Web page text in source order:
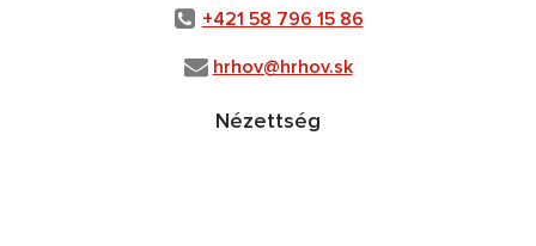
+421 58 796 15 86
hrhov@hrhov.sk
Nézettség